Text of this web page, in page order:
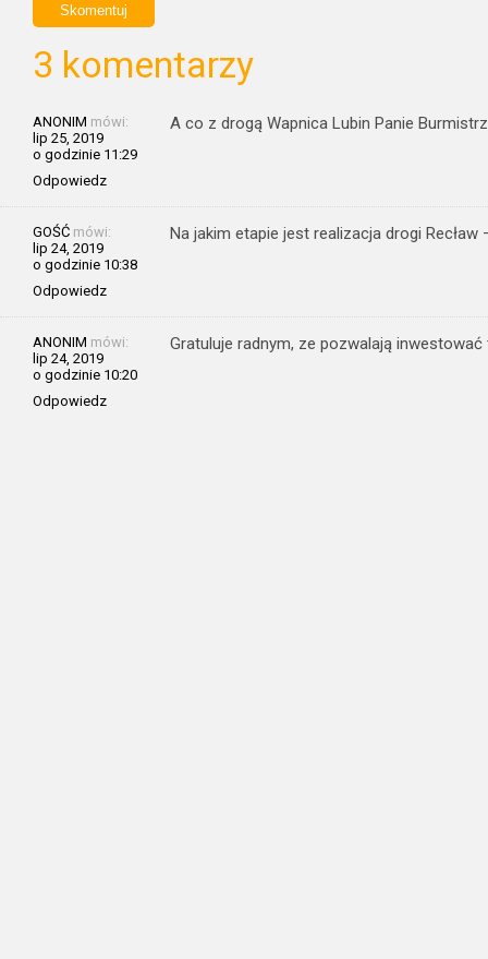
3 komentarzy
ANONIM mówi:
lip 25, 2019
o godzinie 11:29
Odpowiedz
A co z drogą Wapnica Lubin Panie
GOŚĆ mówi:
lip 24, 2019
o godzinie 10:38
Odpowiedz
Na jakim etapie jest realizacja drogi Recław
ANONIM mówi:
lip 24, 2019
o godzinie 10:20
Odpowiedz
Gratuluje radnym, ze pozwalają